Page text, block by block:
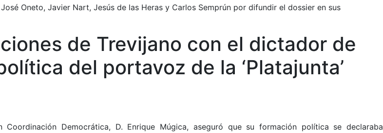
Oneto, Javier Nart, Jesús de las Heras y Carlos Semprún por difundir el dossier en sus
de Trevijano con el dictador de
del portavoz de la ‘Platajunta’
Democrática, D. Enrique Múgica, aseguró que su formación política se declaraba